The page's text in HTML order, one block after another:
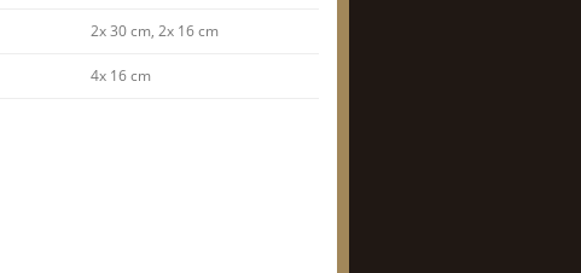
2x 30 cm, 2x 16 cm
4x 16 cm